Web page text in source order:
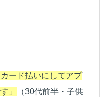
ード払いにしてアプ
」
（30代前半・子供